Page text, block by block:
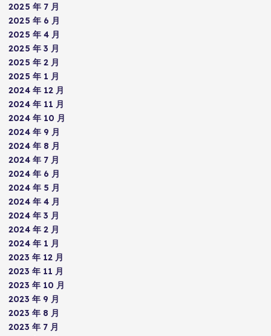
2025 年 7 月
2025 年 6 月
2025 年 4 月
2025 年 3 月
2025 年 2 月
2025 年 1 月
2024 年 12 月
2024 年 11 月
2024 年 10 月
2024 年 9 月
2024 年 8 月
2024 年 7 月
2024 年 6 月
2024 年 5 月
2024 年 4 月
2024 年 3 月
2024 年 2 月
2024 年 1 月
2023 年 12 月
2023 年 11 月
2023 年 10 月
2023 年 9 月
2023 年 8 月
2023 年 7 月